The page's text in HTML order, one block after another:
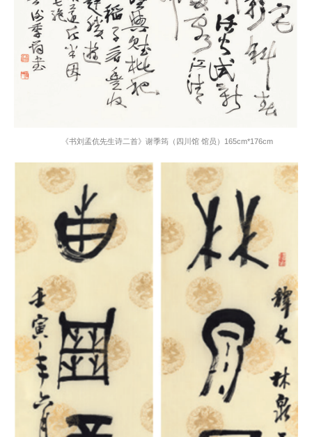
《书刘孟伉先生诗二首》谢季筠（四川馆 馆员） 165cm*176cm